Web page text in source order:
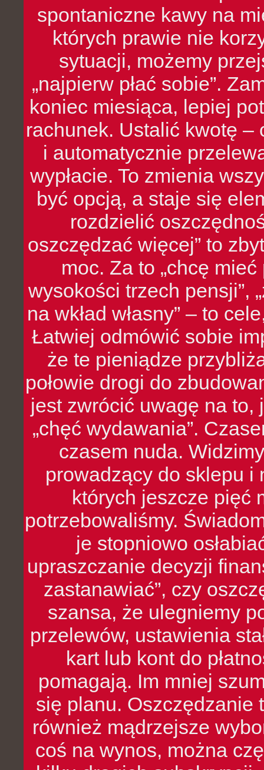
spontaniczne kawy na
których prawie nie
sytuacji, możemy
„najpierw płać sobie”.
koniec miesiąca, lepiej
rachunek. Ustalić kwotę
i automatycznie
wypłacie. To zmienia
być opcją, a staje się
rozdzielić
oszczędzać więcej” to
moc. Za to „chcę
wysokości trzech pensji”,
na wkład własny” – to
Łatwiej odmówić sobie
że te pieniądze
połowie drogi do
jest zwrócić uwagę na to,
„chęć wydawania”.
czasem nuda.
prowadzący do sklepu i
których jeszcze pięć
potrzebowaliśmy.
je stopniowo
upraszczanie decyzji
zastanawiać”, czy
szansa, że ulegniemy
przelewów, ustawienia
kart lub kont do
pomagają. Im mniej
się planu. Oszczędzanie
również mądrzejsze
coś na wynos, można